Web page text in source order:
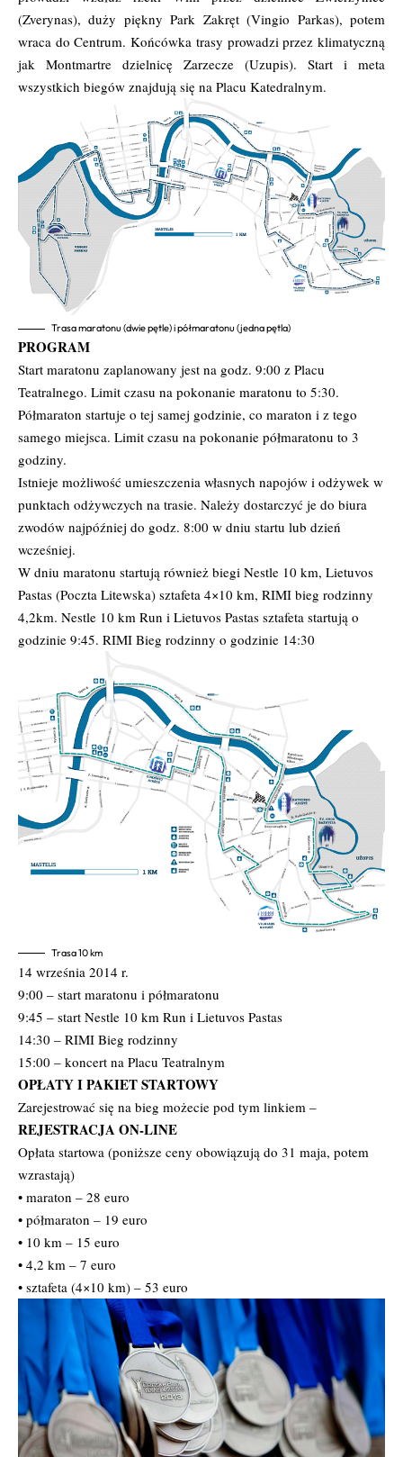
(Zverynas), duży piękny Park Zakręt (Vingio Parkas), potem
wraca do Centrum. Końcówka trasy prowadzi przez klimatyczną
jak Montmartre dzielnicę Zarzecze (Uzupis). Start i meta
wszystkich biegów znajdują się na Placu Katedralnym.
Trasa maratonu (dwie pętle) i półmaratonu (jedna pętla)
PROGRAM
Start maratonu zaplanowany jest na godz. 9:00 z Placu
Teatralnego. Limit czasu na pokonanie maratonu to 5:30.
Półmaraton startuje o tej samej godzinie, co maraton i z tego
samego miejsca. Limit czasu na pokonanie półmaratonu to 3
godziny.
Istnieje możliwość umieszczenia własnych napojów i odżywek w
punktach odżywczych na trasie. Należy dostarczyć je do biura
zwodów najpóźniej do godz. 8:00 w dniu startu lub dzień
wcześniej.
W dniu maratonu startują również biegi Nestle 10 km, Lietuvos
Pastas (Poczta Litewska) sztafeta 4×10 km, RIMI bieg rodzinny
4,2km. Nestle 10 km Run i Lietuvos Pastas sztafeta startują o
godzinie 9:45. RIMI Bieg rodzinny o godzinie 14:30
Trasa 10 km
14 września 2014 r.
9:00 – start maratonu i półmaratonu
9:45 – start Nestle 10 km Run i Lietuvos Pastas
14:30 – RIMI Bieg rodzinny
15:00 – koncert na Placu Teatralnym
OPŁATY I PAKIET STARTOWY
Zarejestrować się na bieg możecie pod tym linkiem –
REJESTRACJA ON-LINE
Opłata startowa (poniższe ceny obowiązują do 31 maja, potem
wzrastają)
• maraton – 28 euro
• półmaraton – 19 euro
• 10 km – 15 euro
• 4,2 km – 7 euro
• sztafeta (4×10 km) – 53 euro